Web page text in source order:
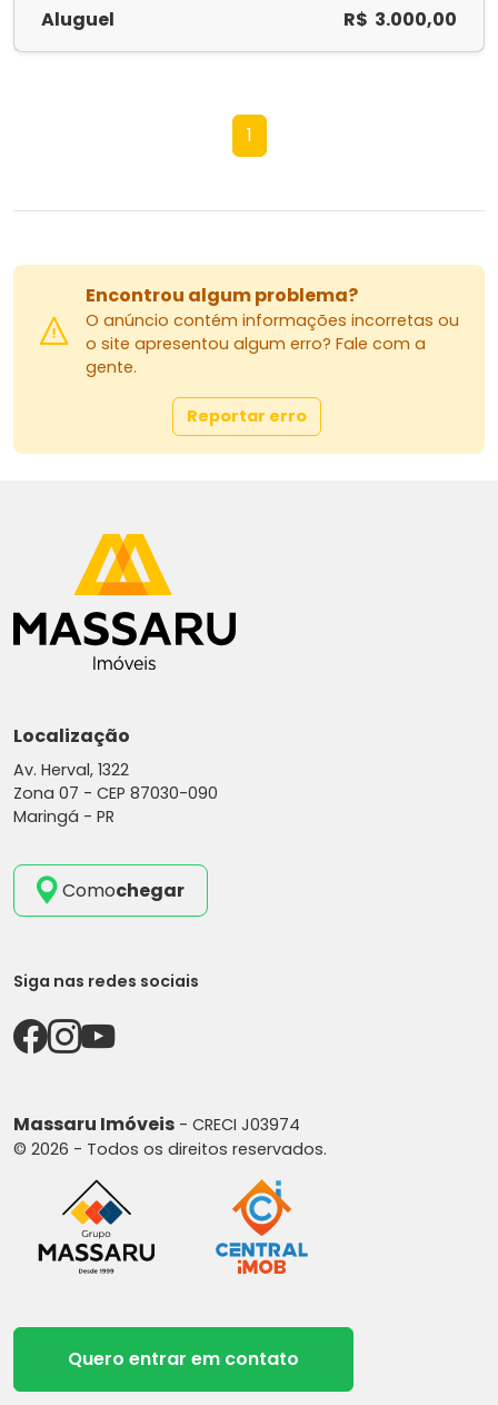
Aluguel R$ 3.000,00
1
Encontrou algum problema?
O anúncio contém informações incorretas ou
o site apresentou algum erro? Fale com a
gente.
Reportar erro
Localização
Av. Herval, 1322
Zona 07 - CEP 87030-090
Maringá - PR
Comochegar
Siga nas redes sociais
Massaru Imóveis - CRECI J03974
© 2026 - Todos os direitos reservados.
Quero entrar em contato